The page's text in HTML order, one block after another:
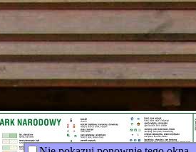
;)